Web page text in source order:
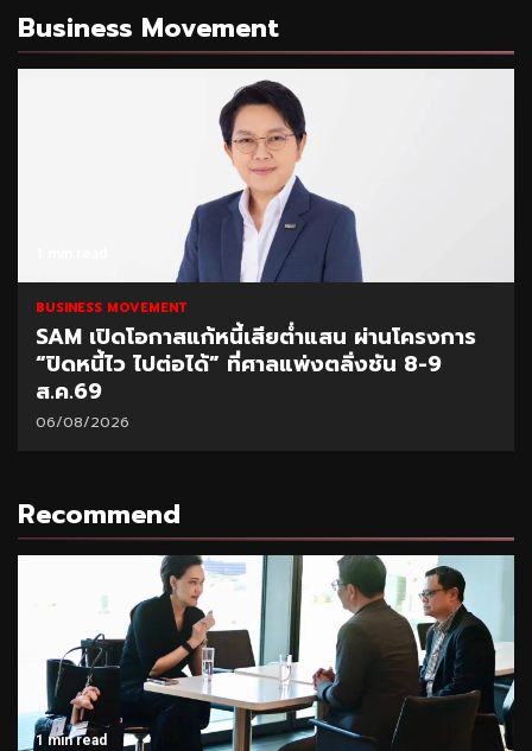
Business Movement
BUSINESS MOVEMENT
SAM เปิดโอกาสแก้หนี้เสียต่ำแสน ผ่านโครงการ
“ปิดหนี้ไว ไปต่อได้” ที่ศาลแพ่งตลิ่งชัน 8-9
ส.ค.69
06/08/2026
Recommend
1 min read